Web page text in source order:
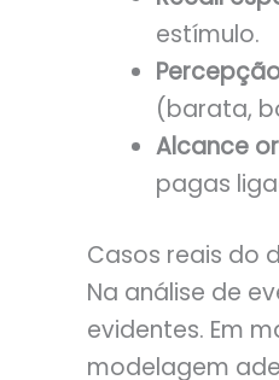
estímulo.
(barata,
Alcance
pagas
Casos reais do
Na análise de
evidentes. Em
modelagem